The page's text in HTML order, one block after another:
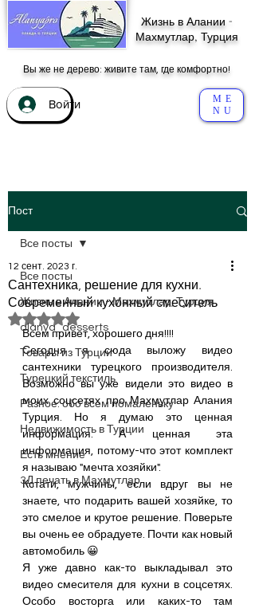
Жизнь в Алании -
Махмутлар, Турция
Вы же не дерево: живите там, где комфортно!
Войти
ME
NU
Пост
Все посты
Жизнь в Алании - Махмутлар, Турция
alanya_desserts
Товары из Турции
Турецкий текстиль
Разное: обо всем помаленьку
Недвижимость в Турции
Есть мнение
3Д печать в Махмутлар
Все посты
Сантехника, решение для кухни.
Современный кухонный смеситель
12 сент. 2023 г.
Оценка: не число из 5 звезд.
Всем привет, хорошего дня!!!!
Сегодня я сюда выложу видео
сантехники турецкого производителя.
Возможно вы уже видели это видео в
моих соцсетях про Махмутлар Алания
Турция. Но я думаю это ценная
информация. А ценная эта
информация, потому-что этот комплект
я называю "мечта хозяйки".
Кстати, мужчины, если вдруг вы не
знаете, что подарить вашей хозяйке, то
это смелое и крутое решение. Поверьте
вы очень ее обрадуете. Почти как новый
автомобиль 😀
Я уже давно как-то выкладывал это
видео смесителя для кухни в соцсетях.
Особо восторга или каких-то там